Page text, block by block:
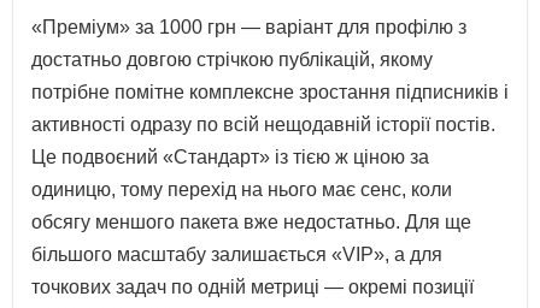
«Преміум» за 1000 грн — варіант для профілю з
достатньо довгою стрічкою публікацій, якому
потрібне помітне комплексне зростання підписників і
активності одразу по всій нещодавній історії постів.
Це подвоєний «Стандарт» із тією ж ціною за
одиницю, тому перехід на нього має сенс, коли
обсягу меншого пакета вже недостатньо. Для ще
більшого масштабу залишається «VIP», а для
точкових задач по одній метриці — окремі позиції